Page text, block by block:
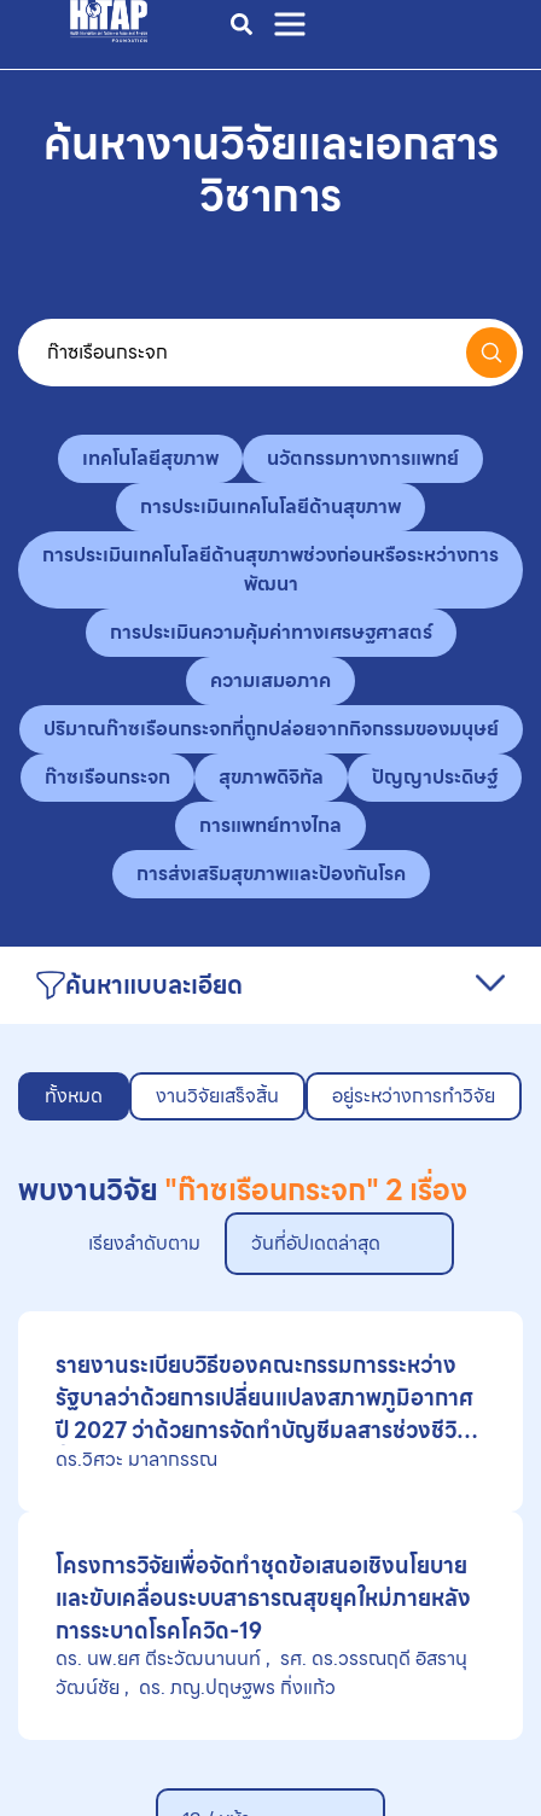
ค้นหางานวิจัยและเอกสาร
วิชาการ
เทคโนโลยีสุขภาพ
นวัตกรรมทางการแพทย์
การประเมินเทคโนโลยีด้านสุขภาพ
การประเมินเทคโนโลยีด้านสุขภาพช่วงก่อนหรือระหว่างการ
พัฒนา
การประเมินความคุ้มค่าทางเศรษฐศาสตร์
ความเสมอภาค
ปริมาณก๊าซเรือนกระจกที่ถูกปล่อยจากกิจกรรมของมนุษย์
ก๊าซเรือนกระจก
สุขภาพดิจิทัล
ปัญญาประดิษฐ์
การแพทย์ทางไกล
การส่งเสริมสุขภาพและป้องกันโรค
ค้นหาแบบละเอียด
ทั้งหมด งานวิจัยเสร็จสิ้น อยู่ระหว่างการทำวิจัย
พบงานวิจัย "ก๊าซเรือนกระจก"2 เรื่อง
เรียงลำดับตาม วันที่อัปเดตล่าสุด
รายงานระเบียบวิธีของคณะกรรมการระหว่าง
รัฐบาลว่าด้วยการเปลี่ยนแปลงสภาพภูมิอากาศ
ปี 2027 ว่าด้วยการจัดทำบัญชีมลสารช่วงชีวิต
สั้นที่ส่งผลกระทบต่อสภาพภูมิอากาศ
ดร.วิศวะ มาลากรรณ
โครงการวิจัยเพื่อจัดทำชุดข้อเสนอเชิงนโยบาย
และขับเคลื่อนระบบสาธารณสุขยุคใหม่ภายหลัง
การระบาดโรคโควิด-19
ดร. นพ.ยศ ตีระวัฒนานนท์
วัฒน์ชัย
ดร. ภญ.ปฤษฐพร กิ่งแก้ว